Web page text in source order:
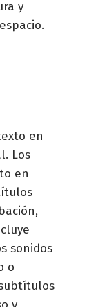
y
en
Los
en
sonidos
o